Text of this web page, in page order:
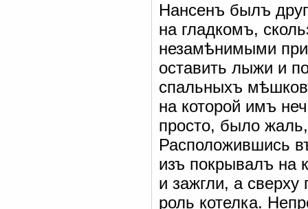
Нансенъ былъ
на гладкомъ,
незамѣнимыми
оставить лыжи и
спальныхъ
на которой имъ
просто, было
Расположившись
изъ покрывалъ на
и зажгли, а
роль котелка.